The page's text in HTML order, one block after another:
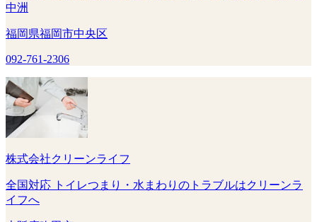
中洲
福岡県福岡市中央区
092-761-2306
株式会社クリーンライフ
全国対応 トイレつまり・水まわりのトラブルはクリーンラ
イフへ